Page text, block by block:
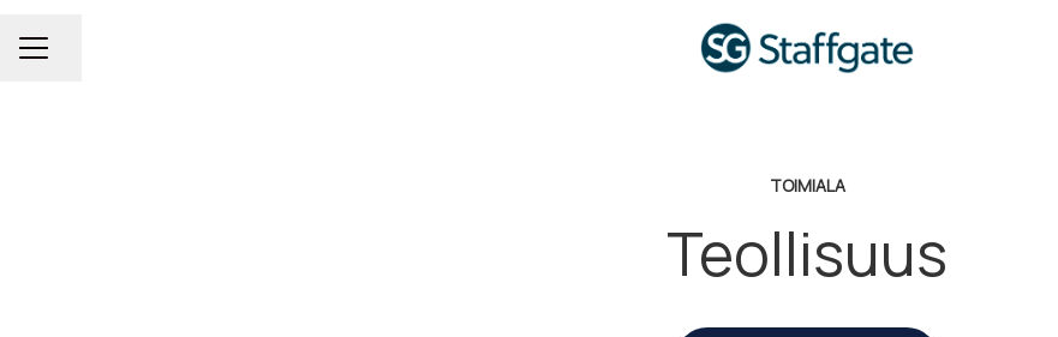
Uravalikko
Jaa sivu
TOIMIALA
Teollisuus